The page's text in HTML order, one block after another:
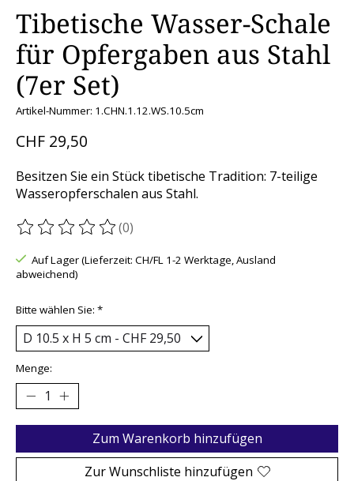
Tibetische Wasser-Schale
für Opfergaben aus Stahl
(7er Set)
Artikel-Nummer: 1.CHN.1.12.WS.10.5cm
CHF 29,50
Besitzen Sie ein Stück tibetische Tradition: 7-teilige
Wasseropferschalen aus Stahl.
Die Bewertung dieses Produkts ist
(0)
Auf Lager (Lieferzeit: CH/FL 1-2 Werktage, Ausland
abweichend)
Bitte wählen Sie: *
Menge:
Zum Warenkorb hinzufügen
Zur Wunschliste hinzufügen